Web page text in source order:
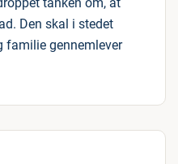
Den skal i stedet
familie gennemlever